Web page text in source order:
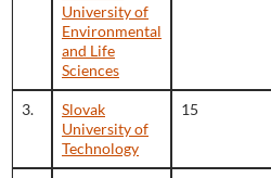
University of
Environmental
and Life
Sciences
3.
Slovak
University of
Technology
15